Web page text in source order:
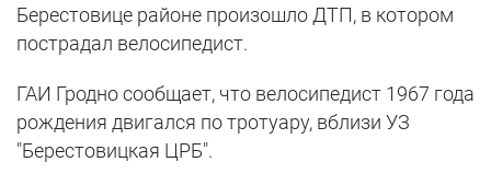
Берестовице районе произошло ДТП, в котором
пострадал велосипедист.
ГАИ Гродно сообщает, что велосипедист 1967 года
рождения двигался по тротуару, вблизи УЗ
"Берестовицкая ЦРБ".